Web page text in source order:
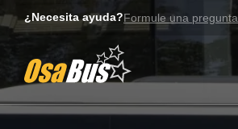
to
¿Necesita ayuda?Formule una pregunta